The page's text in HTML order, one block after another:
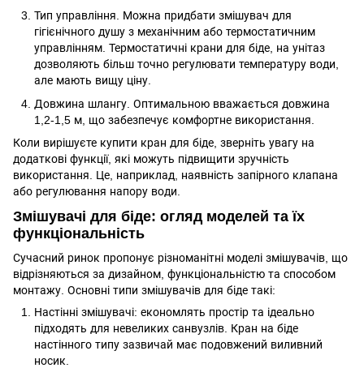
Тип управління. Можна придбати змішувач для
гігієнічного душу з механічним або термостатичним
управлінням. Термостатичні крани для біде, на унітаз
дозволяють більш точно регулювати температуру води,
але мають вищу ціну.
Довжина шлангу. Оптимальною вважається довжина
1,2-1,5 м, що забезпечує комфортне використання.
Коли вирішуєте купити кран для біде, зверніть увагу на
додаткові функції, які можуть підвищити зручність
використання. Це, наприклад, наявність запірного клапана
або регулювання напору води.
Змішувачі для біде: огляд моделей та їх
функціональність
Сучасний ринок пропонує різноманітні моделі змішувачів, що
відрізняються за дизайном, функціональністю та способом
монтажу. Основні типи змішувачів для біде такі:
Настінні змішувачі: економлять простір та ідеально
підходять для невеликих санвузлів. Кран на біде
настінного типу зазвичай має подовжений виливний
носик.